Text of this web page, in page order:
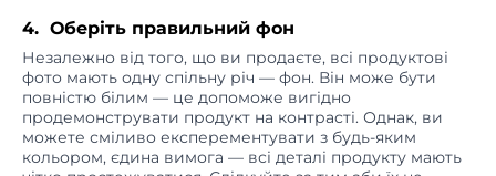
Незалежно від того, що ви продаєте, всі продуктові
фото мають одну спільну річ — фон. Він може бути
повністю білим — це допоможе вигідно
продемонструвати продукт на контрасті. Однак, ви
можете сміливо експерементувати з будь-яким
кольором, єдина вимога — всі деталі продукту мають
чітко простежуватися. Слідкуйте за тим аби їх не
поглинув фон. Таким чином, повністю чорні